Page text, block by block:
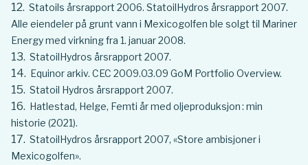
Statoils årsrapport 2006. StatoilHydros årsrapport 2007.
Alle eiendeler på grunt vann i Mexicogolfen ble solgt til Mariner
Energy med virkning fra 1. januar 2008.
StatoilHydros årsrapport 2007.
Equinor arkiv. CEC 2009.03.09 GoM Portfolio Overview.
Statoil Hydros årsrapport 2007.
Hatlestad, Helge, Femti år med oljeproduksjon : min
historie (2021).
StatoilHydros årsrapport 2007, «Store ambisjoner i
Mexicogolfen».